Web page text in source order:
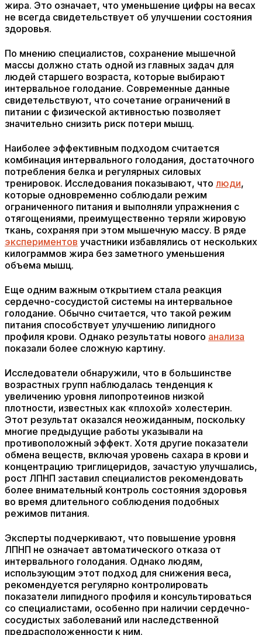
жира. Это означает, что уменьшение цифры на весах
не всегда свидетельствует об улучшении состояния
здоровья.
По мнению специалистов, сохранение мышечной
массы должно стать одной из главных задач для
людей старшего возраста, которые выбирают
интервальное голодание. Современные данные
свидетельствуют, что сочетание ограничений в
питании с физической активностью позволяет
значительно снизить риск потери мышц.
Наиболее эффективным подходом считается
комбинация интервального голодания, достаточного
потребления белка и регулярных силовых
тренировок. Исследования показывают, что люди,
которые одновременно соблюдали режим
ограниченного питания и выполняли упражнения с
отягощениями, преимущественно теряли жировую
ткань, сохраняя при этом мышечную массу. В ряде
экспериментов участники избавлялись от нескольких
килограммов жира без заметного уменьшения
объема мышц.
Еще одним важным открытием стала реакция
сердечно-сосудистой системы на интервальное
голодание. Обычно считается, что такой режим
питания способствует улучшению липидного
профиля крови. Однако результаты нового анализа
показали более сложную картину.
Исследователи обнаружили, что в большинстве
возрастных групп наблюдалась тенденция к
увеличению уровня липопротеинов низкой
плотности, известных как «плохой» холестерин.
Этот результат оказался неожиданным, поскольку
многие предыдущие работы указывали на
противоположный эффект. Хотя другие показатели
обмена веществ, включая уровень сахара в крови и
концентрацию триглицеридов, зачастую улучшались,
рост ЛПНП заставил специалистов рекомендовать
более внимательный контроль состояния здоровья
во время длительного соблюдения подобных
режимов питания.
Эксперты подчеркивают, что повышение уровня
ЛПНП не означает автоматического отказа от
интервального голодания. Однако людям,
использующим этот подход для снижения веса,
рекомендуется регулярно контролировать
показатели липидного профиля и консультироваться
со специалистами, особенно при наличии сердечно-
сосудистых заболеваний или наследственной
предрасположенности к ним.